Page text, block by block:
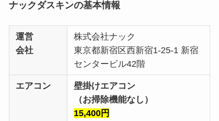
ナックダスキンの基本情報
運営
会社
株式会社ナック
東京都新宿区西新宿1-25-1 新宿
センタービル42階
エアコン
壁掛けエアコン
（お掃除機能なし）
15,400円